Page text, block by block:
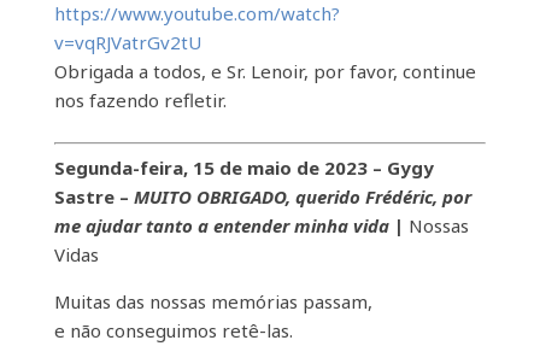
https://www.youtube.com/watch?
v=vqRJVatrGv2tU
Obrigada a todos, e Sr. Lenoir, por favor, continue
nos fazendo refletir.
Segunda-feira, 15 de maio de 2023 – Gygy
Sastre – MUITO OBRIGADO, querido Frédéric, por
me ajudar tanto a entender minha vida| Nossas
Vidas
Muitas das nossas memórias passam,
e não conseguimos retê-las.